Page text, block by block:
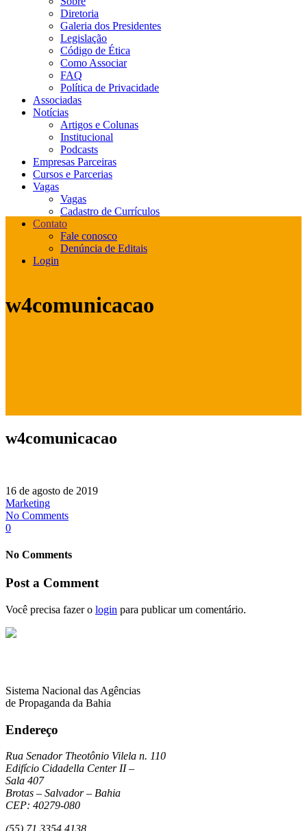
Diretoria
Galeria dos Presidentes
Legislação
Código de Ética
Como Associar
FAQ
Política de Privacidade
Associadas
Notícias
Artigos e Colunas
Institucional
Podcasts
Empresas Parceiras
Cursos e Parcerias
Vagas
Vagas
Cadastro de Currículos
Contato
Fale conosco
Denúncia de Editais
Login
w4comunicacao
w4comunicacao
16 de agosto de 2019
Marketing
No Comments
0
No Comments
Post a Comment
Você precisa fazer o login para publicar um comentário.
Sistema Nacional das Agências
de Propaganda da Bahia
Endereço
Rua Senador Theotônio Vilela n. 110
Edifício Cidadella Center II –
Sala 407
Brotas – Salvador – Bahia
CEP: 40279-080